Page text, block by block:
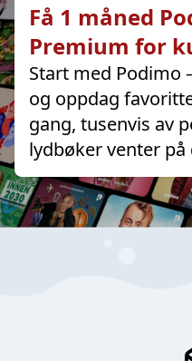
Få 1 måned
Premium for
Start med Podimo
og oppdag
gang, tusenvis av
lydbøker venter på